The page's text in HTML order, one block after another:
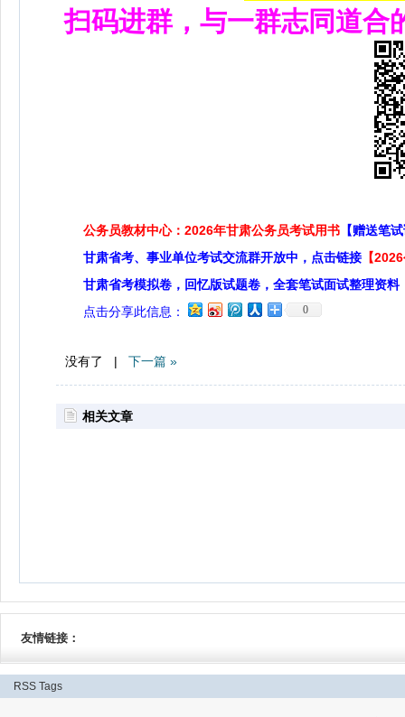
扫码进群，与一群志同道合
公务员教材中心：2026年甘肃公务员考试用书 【赠送笔
甘肃省考、事业单位考试交流群开放中，点击链接 【
甘肃省考模拟卷，回忆版试题卷，全套笔试面试整理资料
点击分享此信息：
0
没有了 | 下一篇 »
相关文章
友情链接：
RSS Tags